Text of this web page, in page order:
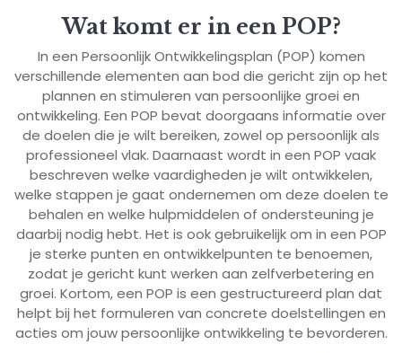
Wat komt er in een POP?
In een Persoonlijk Ontwikkelingsplan (POP) komen
verschillende elementen aan bod die gericht zijn op het
plannen en stimuleren van persoonlijke groei en
ontwikkeling. Een POP bevat doorgaans informatie over
de doelen die je wilt bereiken, zowel op persoonlijk als
professioneel vlak. Daarnaast wordt in een POP vaak
beschreven welke vaardigheden je wilt ontwikkelen,
welke stappen je gaat ondernemen om deze doelen te
behalen en welke hulpmiddelen of ondersteuning je
daarbij nodig hebt. Het is ook gebruikelijk om in een POP
je sterke punten en ontwikkelpunten te benoemen,
zodat je gericht kunt werken aan zelfverbetering en
groei. Kortom, een POP is een gestructureerd plan dat
helpt bij het formuleren van concrete doelstellingen en
acties om jouw persoonlijke ontwikkeling te bevorderen.